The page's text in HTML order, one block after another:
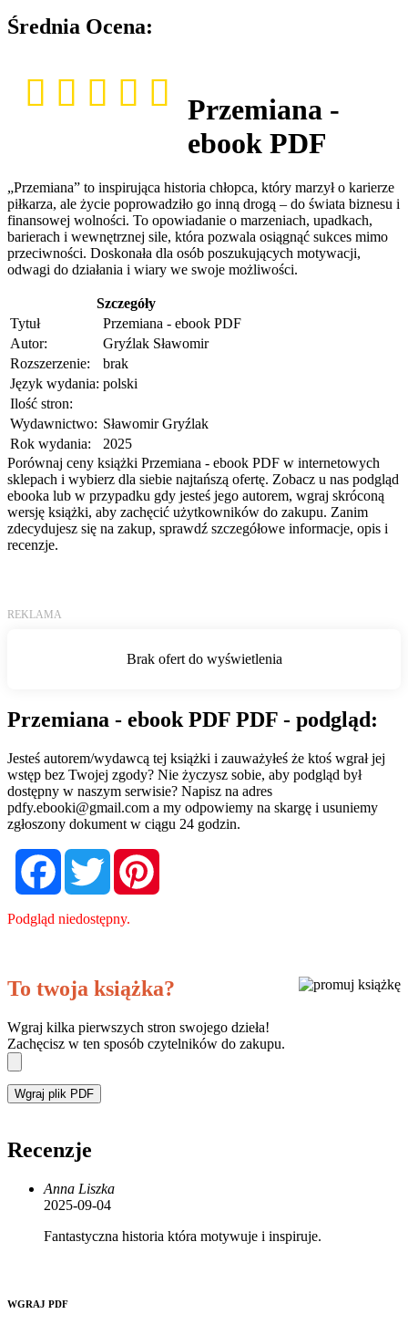
Średnia Ocena:
Przemiana -
ebook PDF
„Przemiana” to inspirująca historia chłopca, który marzył o karierze
piłkarza, ale życie poprowadziło go inną drogą – do świata biznesu i
finansowej wolności. To opowiadanie o marzeniach, upadkach,
barierach i wewnętrznej sile, która pozwala osiągnąć sukces mimo
przeciwności. Doskonała dla osób poszukujących motywacji,
odwagi do działania i wiary we swoje możliwości.
Szczegóły
Tytuł
Przemiana - ebook PDF
Autor:
Gryźlak Sławomir
Rozszerzenie:
brak
Język wydania: polski
Ilość stron:
Wydawnictwo: Sławomir Gryźlak
Rok wydania:
2025
Porównaj ceny książki Przemiana - ebook PDF w internetowych
sklepach i wybierz dla siebie najtańszą ofertę. Zobacz u nas podgląd
ebooka lub w przypadku gdy jesteś jego autorem, wgraj skróconą
wersję książki, aby zachęcić użytkowników do zakupu. Zanim
zdecydujesz się na zakup, sprawdź szczegółowe informacje, opis i
recenzje.
Przemiana - ebook PDF PDF - podgląd:
Jesteś autorem/wydawcą tej książki i zauważyłeś że ktoś wgrał jej
wstęp bez Twojej zgody? Nie życzysz sobie, aby podgląd był
dostępny w naszym serwisie? Napisz na adres
pdfy.ebooki@gmail.com a my odpowiemy na skargę i usuniemy
zgłoszony dokument w ciągu 24 godzin.
FacebookTwitter
Podgląd niedostępny.
To twoja książka?
Wgraj kilka pierwszych stron swojego dzieła!
Zachęcisz w ten sposób czytelników do zakupu.
Wgraj plik PDF
Recenzje
Anna Liszka
2025-09-04
Fantastyczna historia która motywuje i inspiruje.
WGRAJ PDF